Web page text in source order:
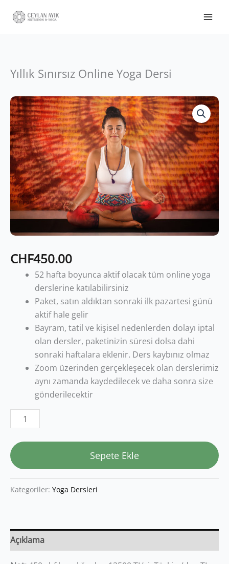
Yıllık Sınırsız Online Yoga Dersi
CHF450.00
52 hafta boyunca aktif olacak tüm online yoga
derslerine katılabilirsiniz
Paket, satın aldıktan sonraki ilk pazartesi günü
aktif hale gelir
Bayram, tatil ve kişisel nedenlerden dolayı iptal
olan dersler, paketinizin süresi dolsa dahi
sonraki haftalara eklenir. Ders kaybınız olmaz
Zoom üzerinden gerçekleşecek olan derslerimiz
aynı zamanda kaydedilecek ve daha sonra size
gönderilecektir
Yıllık
Sınırsız
Online
Yoga
Dersi
adet
Sepete Ekle
Kategoriler: Yoga Dersleri
Açıklama